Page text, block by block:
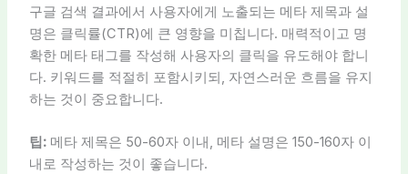
구글 검색 결과에서 사용자에게 노출되는 메타 제목과 설
명은 클릭률(CTR)에 큰 영향을 미칩니다. 매력적이고 명
확한 메타 태그를 작성해 사용자의 클릭을 유도해야 합니
다. 키워드를 적절히 포함시키되, 자연스러운 흐름을 유지
하는 것이 중요합니다.
팁:메타 제목은 50-60자 이내, 메타 설명은 150-160자 이
내로 작성하는 것이 좋습니다.